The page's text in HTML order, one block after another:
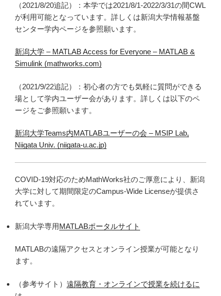
（2021/8/20追記）：本学では2021/8/1-2022/3/31の間CWL
が利用可能となっています。詳しくは新潟大学情報基盤
センター学内ページを参照願います。
新潟大学 – MATLAB Access for Everyone – MATLAB &
Simulink (mathworks.com)
（2021/9/22追記）：初心者の方でも気軽に質問ができる
場として学内ユーザー会があります。詳しくは以下のペ
ージをご参照願います。
新潟大学Teams内MATLABユーザーの会 – MSIP Lab,
Niigata Univ. (niigata-u.ac.jp)
COVID-19対応のためMathWorks社のご厚意により、 新潟
大学に対して期間限定のCampus-Wide Licenseが提供さ
れています。
新潟大学専用MATLABポータルサイト
MATLABの遠隔アクセスとオンライン授業が可能となり
ます。
（参考サイト） 遠隔教育・オンラインで授業を続けるに